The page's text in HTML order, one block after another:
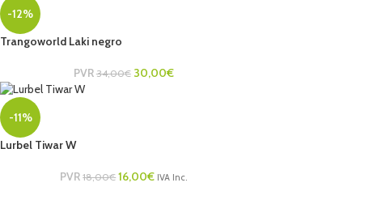
-12%
Trangoworld Laki negro
PVR 34,00€ 30,00€
-11%
Lurbel Tiwar W
PVR 18,00€ 16,00€ IVA Inc.